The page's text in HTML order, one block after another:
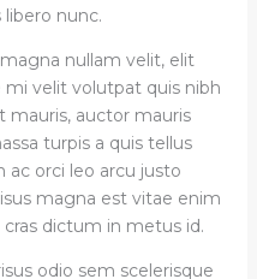
nunc.
nullam velit, elit
velit volutpat quis nibh
mauris, auctor mauris
turpis a quis tellus
ac orci leo arcu justo
magna est vitae enim
dictum in metus id.
odio sem scelerisque